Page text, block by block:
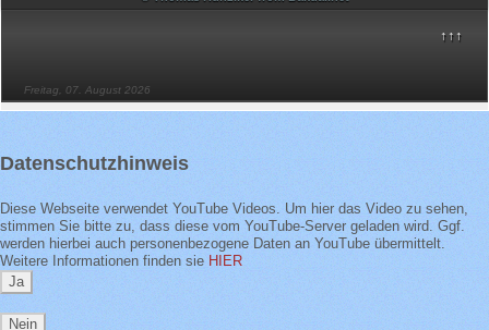
↑↑↑
Freitag, 07. August 2026
Datenschutzhinweis
Diese Webseite verwendet YouTube Videos. Um hier das Video zu sehen,
stimmen Sie bitte zu, dass diese vom YouTube-Server geladen wird. Ggf.
werden hierbei auch personenbezogene Daten an YouTube übermittelt.
Weitere Informationen finden sie HIER